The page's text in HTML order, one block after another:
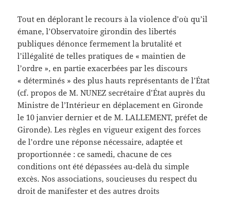
Tout en déplorant le recours à la violence d’où qu’il
émane, l’Observatoire girondin des libertés
publiques dénonce fermement la brutalité et
l’illégalité de telles pratiques de « maintien de
l’ordre », en partie exacerbées par les discours
« déterminés » des plus hauts représentants de l’État
(cf. propos de M. NUNEZ secrétaire d’État auprès du
Ministre de l’Intérieur en déplacement en Gironde
le 10 janvier dernier et de M. LALLEMENT, préfet de
Gironde). Les règles en vigueur exigent des forces
de l’ordre une réponse nécessaire, adaptée et
proportionnée : ce samedi, chacune de ces
conditions ont été dépassées au-delà du simple
excès. Nos associations, soucieuses du respect du
droit de manifester et des autres droits